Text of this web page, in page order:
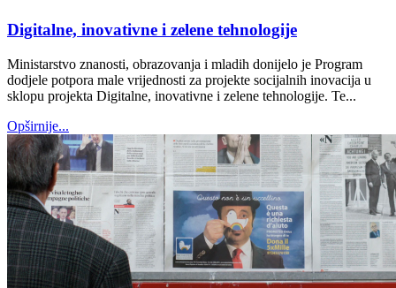
Digitalne, inovativne i zelene tehnologije
Ministarstvo znanosti, obrazovanja i mladih donijelo je Program
dodjele potpora male vrijednosti za projekte socijalnih inovacija u
sklopu projekta Digitalne, inovativne i zelene tehnologije. Te...
Opširnije...